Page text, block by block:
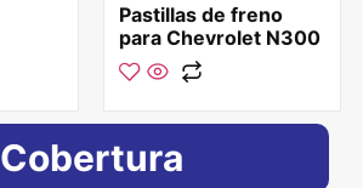
Pastillas de freno
para Chevrolet N300
Cobertura